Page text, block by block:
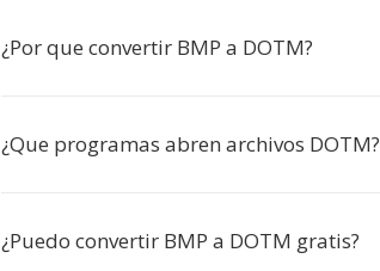
¿Por que convertir BMP a DOTM?
¿Que programas abren archivos DOTM?
¿Puedo convertir BMP a DOTM gratis?